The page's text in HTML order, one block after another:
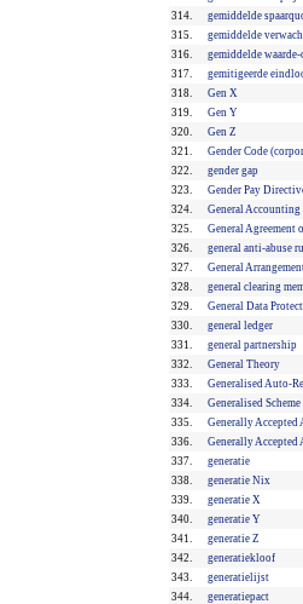
314.
gemiddelde
315.
gemiddelde
316.
gemiddelde
317.
gemitigeerde
318.
Gen X
319.
Gen Y
320.
Gen Z
321.
Gender Code
322.
gender gap
323.
Gender Pay
324.
General
325.
General Agreement
326.
general anti-abuse
327.
General
328.
general clearing
329.
General Data
330.
general ledger
331.
general partnership
332.
General Theory
333.
Generalised Auto-
334.
Generalised Scheme
335.
Generally
336.
Generally Accepted
337.
generatie
338.
generatie Nix
339.
generatie X
340.
generatie Y
341.
generatie Z
342.
generatiekloof
343.
generatielijst
344.
generatiepact